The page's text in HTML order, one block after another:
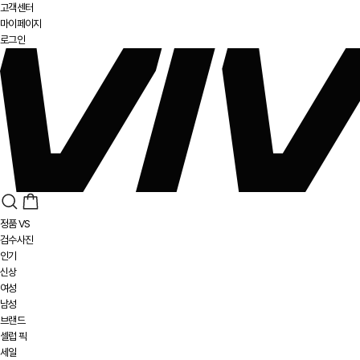
고객센터
마이페이지
로그인
정품 VS
검수사진
인기
신상
여성
남성
브랜드
셀럽 픽
세일